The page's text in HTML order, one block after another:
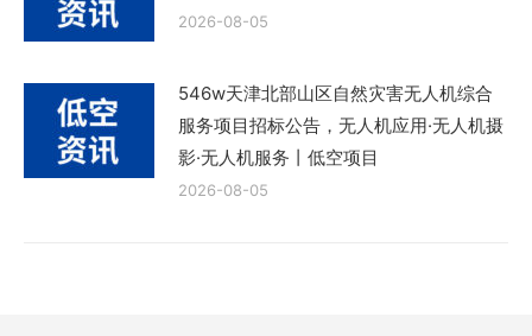
2026-08-05
546w天津北部山区自然灾害无人机综合
服务项目招标公告，无人机应用·无人机摄
影·无人机服务丨低空项目
2026-08-05